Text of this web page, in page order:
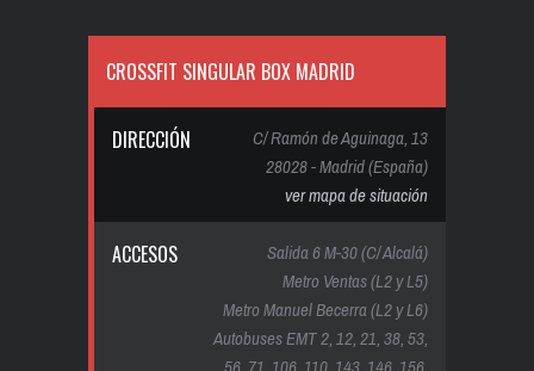
CROSSFIT SINGULAR BOX MADRID
DIRECCIÓN
C/ Ramón de Aguinaga, 13
28028 - Madrid (España)
ver mapa de situación
ACCESOS
Salida 6 M-30 (C/ Alcalá)
Metro Ventas (L2 y L5)
Metro Manuel Becerra (L2 y L6)
Autobuses EMT 2, 12, 21, 38, 53,